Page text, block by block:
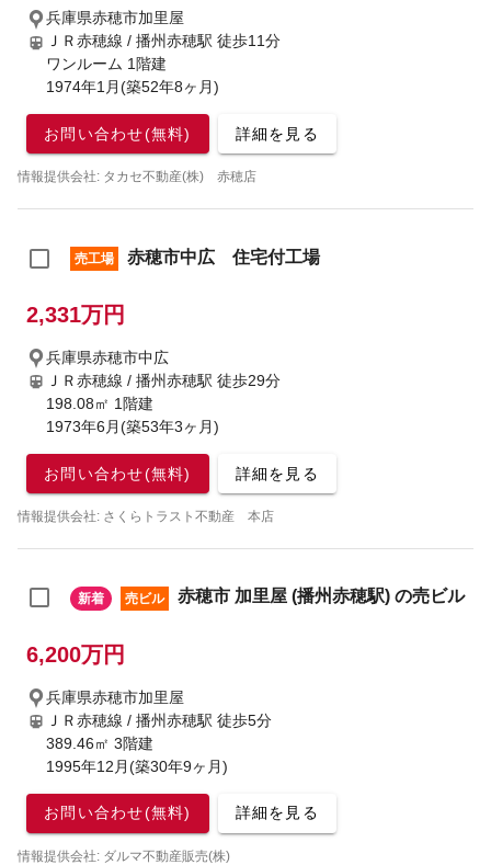
兵庫県赤穂市加里屋
ＪＲ赤穂線 / 播州赤穂駅 徒歩11分
ワンルーム 1階建
1974年1月(築52年8ヶ月)
お問い合わせ(無料) 詳細を見る
情報提供会社: タカセ不動産(株) 赤穂店
売工場 赤穂市中広 住宅付工場
2,331万円
兵庫県赤穂市中広
ＪＲ赤穂線 / 播州赤穂駅 徒歩29分
198.08㎡ 1階建
1973年6月(築53年3ヶ月)
お問い合わせ(無料) 詳細を見る
情報提供会社: さくらトラスト不動産 本店
新着 売ビル 赤穂市 加里屋 (播州赤穂駅) の売ビル
6,200万円
兵庫県赤穂市加里屋
ＪＲ赤穂線 / 播州赤穂駅 徒歩5分
389.46㎡ 3階建
1995年12月(築30年9ヶ月)
お問い合わせ(無料) 詳細を見る
情報提供会社: ダルマ不動産販売(株)